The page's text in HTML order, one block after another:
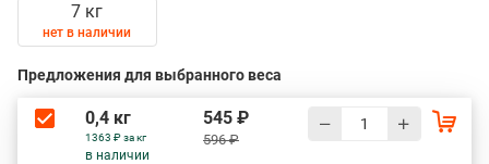
7 кг
нет в наличии
Предложения для выбранного веса
0,4 кг
1363 ₽ за кг
в наличии
545 ₽
596 ₽